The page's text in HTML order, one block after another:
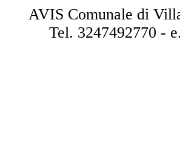
AVIS Comunale di
Tel. 3247492770 -